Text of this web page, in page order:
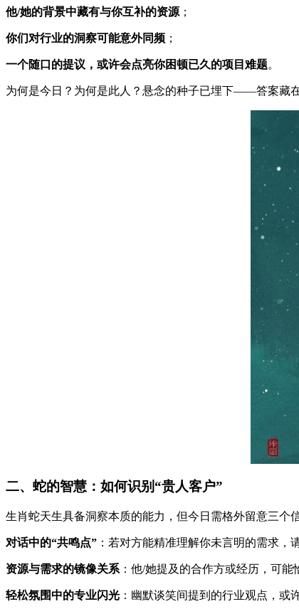
他/她的背景中藏有与你互补的资源 ；
你们对行业的洞察可能意外同频 ；
一个随口的提议，或许会点亮你困顿已久的项目难题。
为何是今日？为何是此人？悬念的种子已埋下——答案藏
二、蛇的智慧：如何识别“贵人客户”
生肖蛇天生具备洞察本质的能力，但今日需格外留意三个
对话中的“共鸣点” ：若对方能精准理解你未言明的需求，
资源与需求的镜像关系 ：他/她提及的合作方或经历，可能
轻松氛围中的专业闪光 ：幽默谈笑间提到的行业观点，或